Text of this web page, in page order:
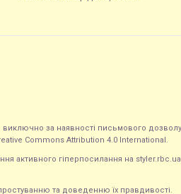
виключно за наявності письмового
Commons Attribution 4.0 International.
активного гіперпосилання на
та доведенню їх правдивості.